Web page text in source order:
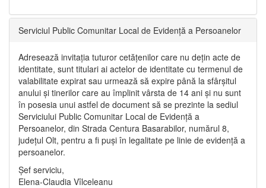
Serviciul Public Comunitar Local de Evidență a Persoanelor
Adresează invitația tuturor cetățenilor care nu dețin acte de
identitate, sunt titulari ai actelor de identitate cu termenul de
valabilitate expirat sau urmează să expire până la sfârșitul
anului și tinerilor care au împlinit vârsta de 14 ani și nu sunt
în posesia unui astfel de document să se prezinte la sediul
Serviciului Public Comunitar Local de Evidență a
Persoanelor, din Strada Centura Basarabilor, numărul 8,
județul Olt, pentru a fi puși în legalitate pe linie de evidență a
persoanelor.
Șef serviciu,
Elena-Claudia Vîlceleanu